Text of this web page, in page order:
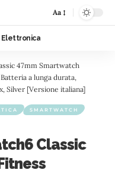
Aa
Elettronica
47mm Smartwatch
a lunga durata,
Silver [Versione italiana]
SMARTWATCH
Classic